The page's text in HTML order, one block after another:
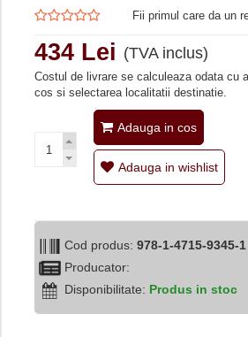
Fii primul care da un
434 Lei (TVA inclus)
Costul de livrare se calculeaza odata cu
cos si selectarea localitatii destinatie.
Adauga in cos
Adauga in wishlist
Cod produs: 978-1-4715-9345-1
Producator:
Disponibilitate: Produs in stoc